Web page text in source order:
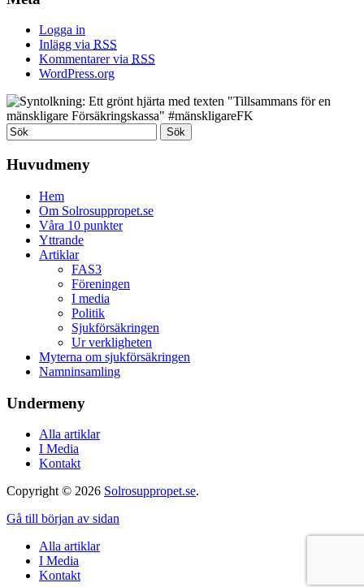
Logga in
Inlägg via RSS
Kommentarer via RSS
WordPress.org
Huvudmeny
Hem
Om Solrosuppropet.se
Våra 10 punkter
Yttrande
Artiklar
FAS3
Föreningen
I media
Politik
Sjukförsäkringen
Ur verkligheten
Myterna om sjukförsäkringen
Namninsamling
Undermeny
Alla artiklar
I Media
Kontakt
Copyright © 2026 Solrosuppropet.se.
Gå till början av sidan
Alla artiklar
I Media
Kontakt